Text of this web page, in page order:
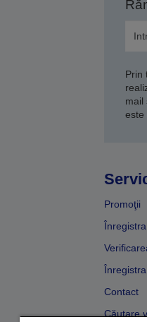
Prin
mail
este
Promoţii
Contact
Căutare